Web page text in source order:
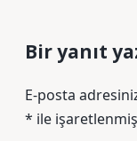
Bir yanıt
E-posta
* ile